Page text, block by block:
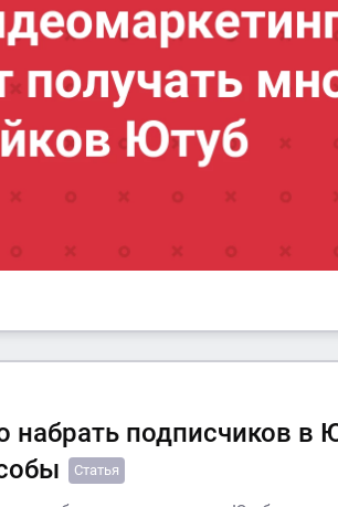
подписчиков в
Статья